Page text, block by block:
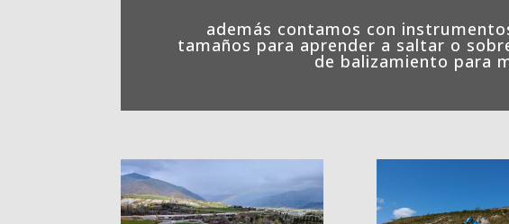
además contamos con
tamaños para aprender a saltar o
de balizamiento para